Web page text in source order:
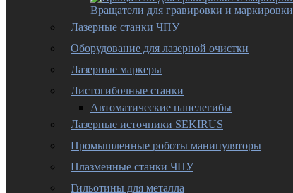
Вращатели для гравировки и маркировки
Лазерные станки ЧПУ
Оборудование для лазерной очистки
Лазерные маркеры
Листогибочные станки
Автоматические панелегибы
Лазерные источники SEKIRUS
Промышленные роботы манипуляторы
Плазменные станки ЧПУ
Гильотины для металла